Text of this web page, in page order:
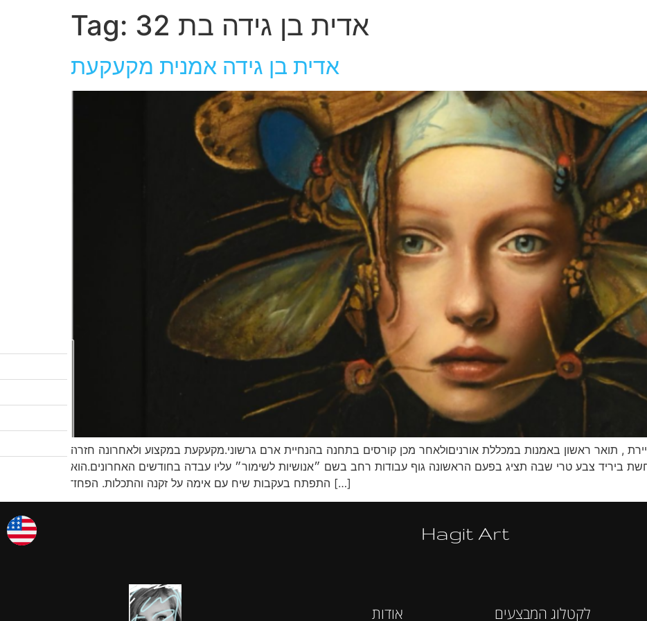
לקטלוג המבצעים
שיעורי ציור
לגלריות שלי
אודות
צרו קשר
Tag: אדית בן גידה בת 32
אדית בן גידה אמנית מקעקעת
וציירת , תואר ראשון באמנות במכללת אורניםולאחר מכן קורסים בתחנה בהנחיית ארם גרשוני.מקעקעת במקצוע ולאחרונה חזרה
ביריד צבע טרי שבה תציג בפעם הראשונה גוף עבודות רחב בשם ״אנושיות לשימור״ עליו עבדה בחודשים האחרונים.הוא
התפתח בעקבות שיח עם אימה על זקנה והתכלות. הפחד […]
Hagit Art
אודות לקטלוג המבצעים